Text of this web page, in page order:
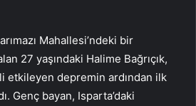
Mahallesi’ndeki bir
27 yaşındaki Halime Bağrıçık,
etkileyen depremin ardından ilk
Genç bayan, Isparta’daki